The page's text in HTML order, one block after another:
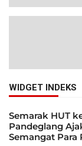
WIDGET INDEKS
Semarak HUT
Pandeglang
Semangat Para